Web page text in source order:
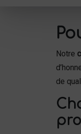
Notre
de